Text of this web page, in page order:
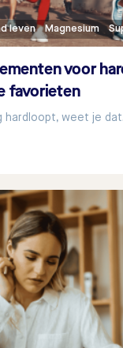
leven Magnesium
voor
favorieten
hardloopt, weet je